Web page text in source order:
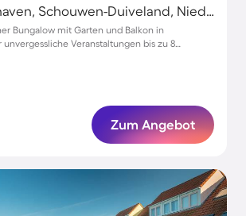
Brouwershaven, Schouwen-Duiveland, Niederlande
Bungalow mit Garten und Balkon in
unvergessliche Veranstaltungen bis zu 8
Zum Angebot